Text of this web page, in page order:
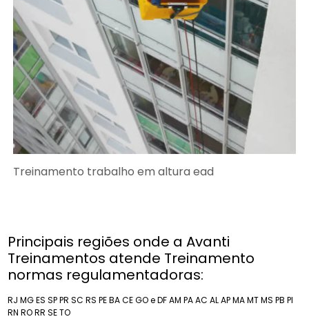
Treinamento trabalho em altura ead
Principais regiões onde a Avanti
Treinamentos atende Treinamento
normas regulamentadoras:
RJ MGES SPPR SC RS PEBACEGO e DFAM PAAC ALAPMAMTMS PB PI
RN RORR SETO